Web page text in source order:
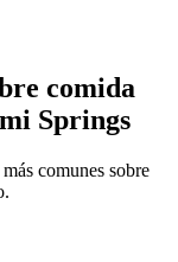
comida
Springs
comunes sobre